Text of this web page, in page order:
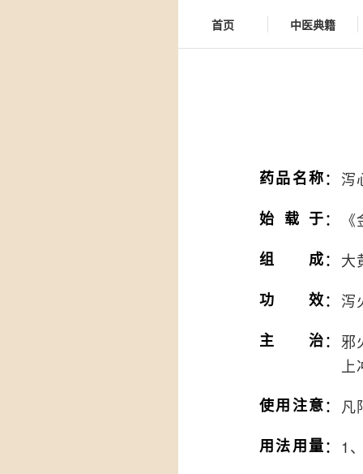
首页 中医典籍
药品名称： 泻
始载于：
组成： 大
功效： 泻
主治： 邪
使用注意：
凡
用法用量： 1